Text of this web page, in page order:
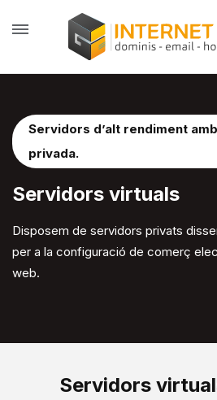
Servidors virtuals
Servidors d’alt rendiment
privada.
Disposem de servidors privats
per a la configuració de comerç
web.
Servidors